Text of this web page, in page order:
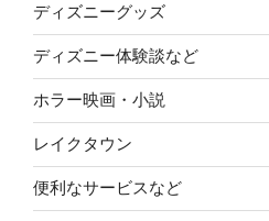
ディズニーグッズ
ディズニー体験談など
ホラー映画・小説
レイクタウン
便利なサービスなど